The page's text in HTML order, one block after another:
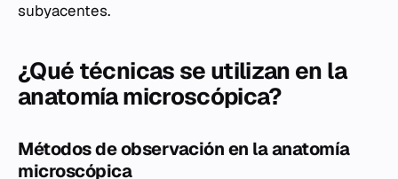
subyacentes.
¿Qué técnicas se utilizan en la
anatomía microscópica?
Métodos de observación en la anatomía
microscópica